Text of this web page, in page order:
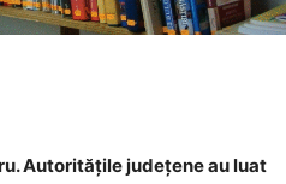
Autoritățile județene au luat